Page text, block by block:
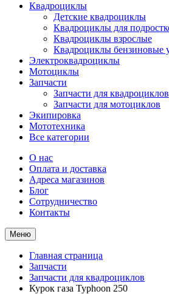
Квадроциклы
Детские квадроциклы
Квадроциклы для
Квадроциклы взрослые
Квадроциклы бензиновые
Электроквадроциклы
Мотоциклы
Запчасти
Запчасти для квадроциклов
Запчасти для мотоциклов
Экипировка
Мототехника
Все категории
О нас
Оплата и доставка
Адреса магазинов
Блог
Сотрудничество
Контакты
Меню
Главная страница
Запчасти
Запчасти для квадроциклов
Курок газа Typhoon 250